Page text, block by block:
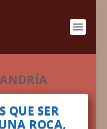
QUE SER
ROCA,